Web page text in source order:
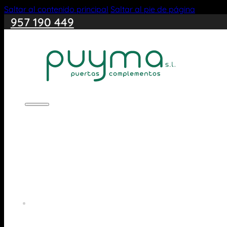
Saltar al contenido principal Saltar al pie de página
957 190 449